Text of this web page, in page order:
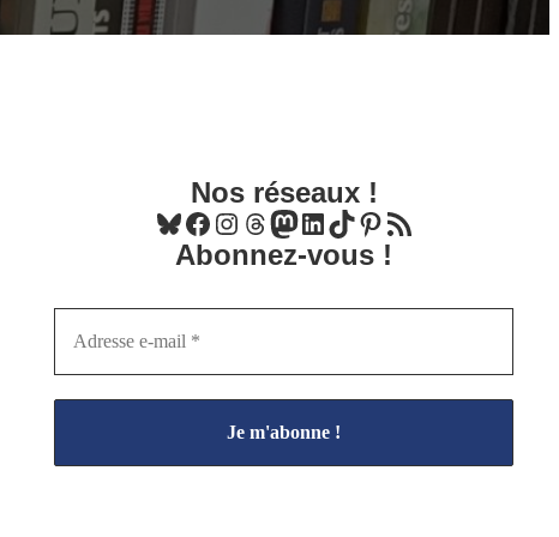
Nos réseaux !
Bluesky Facebook Instagram Threads Mastodon LinkedIn TikTok Pinterest
Flux RSS
Abonnez-vous !